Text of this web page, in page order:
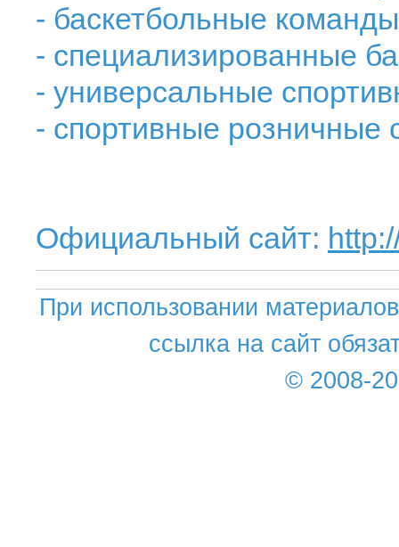
- баскетбольные
- специализированные
- универсальные
- спортивные розничные
Официальный сайт:
При использовании
ссылка на сайт
© 2008-